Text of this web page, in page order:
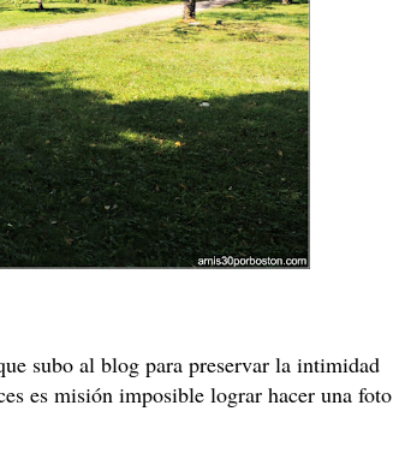
subo al blog para preservar la intimidad
es misión imposible lograr hacer una foto